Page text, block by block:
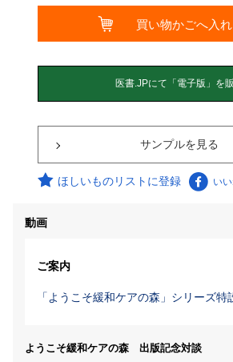
サンプルを見る
ほしいものリストに登録 い
動画
ご案内
「ようこそ緩和ケアの森」シリーズ特
ようこそ緩和ケアの森 出版記念対談